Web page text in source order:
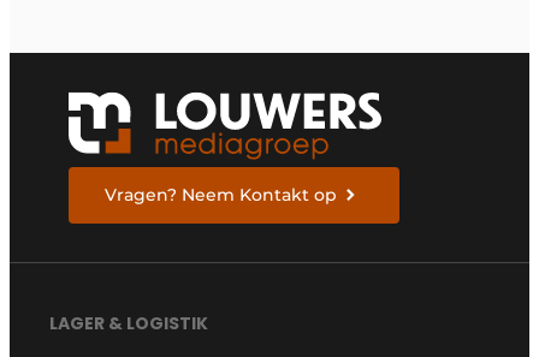
Vragen? Neem Kontakt op
LAGER & LOGISTIK